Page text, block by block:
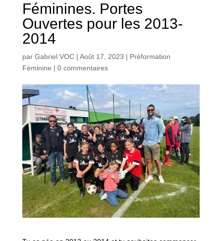
Féminines. Portes
Ouvertes pour les 2013-
2014
par Gabriel VOC| Août 17, 2023 | Préformation
Féminine | 0 commentaires